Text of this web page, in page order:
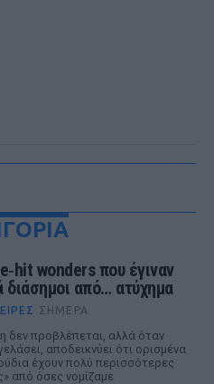
wonders που έγιναν
διάσημοι από… ατύχημα
ΣΉΜΕΡΑ
δεν προβλέπεται, αλλά όταν
αποδεικνύει ότι ορισμένα
έχουν πολύ περισσότερες
από όσες νομίζαμε